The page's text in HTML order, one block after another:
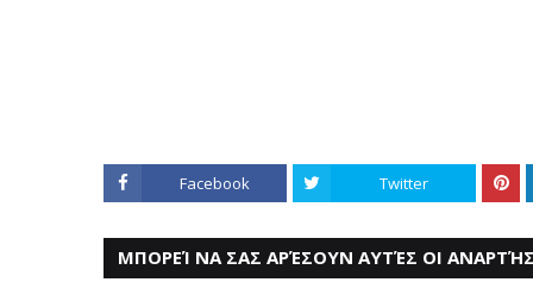
Facebook Twitter
ΜΠΟΡΕΊ ΝΑ ΣΑΣ ΑΡΈΣΟΥΝ ΑΥΤΈΣ ΟΙ